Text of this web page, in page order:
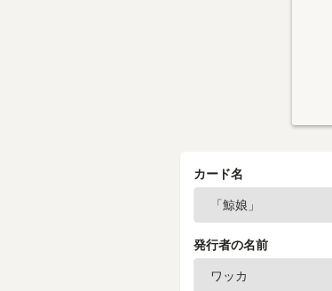
カード名
発行者の名前